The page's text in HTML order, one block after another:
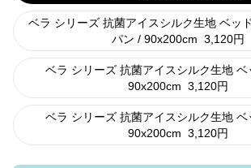
ベラ シリーズ 抗菌アイスシルク生地 ベッ
パン / 90x200cm 3,120円
ベラ シリーズ 抗菌アイスシルク生地 ベ
90x200cm 3,120円
ベラ シリーズ 抗菌アイスシルク生地 ベ
90x200cm 3,120円